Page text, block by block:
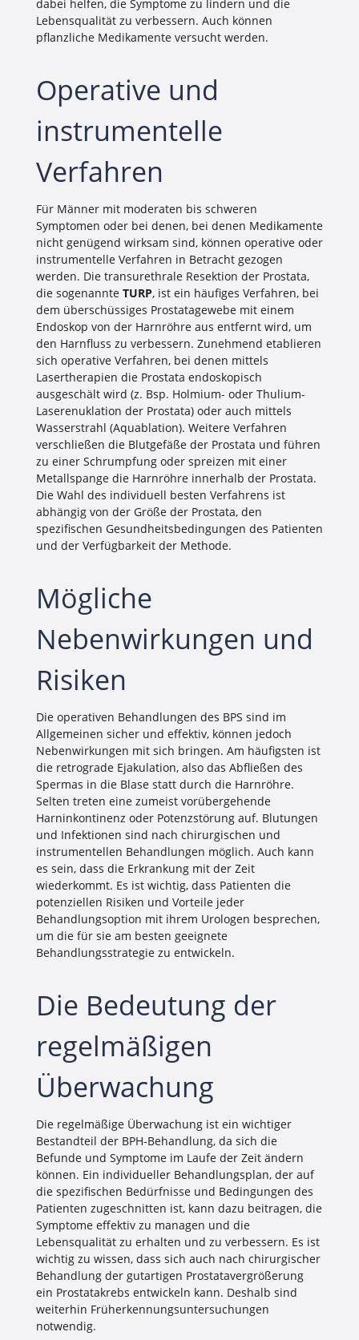
dabei helfen, die Symptome zu lindern und die
Lebensqualität zu verbessern. Auch können
pflanzliche Medikamente versucht werden.
Operative und
instrumentelle
Verfahren
Für Männer mit moderaten bis schweren
Symptomen oder bei denen, bei denen Medikamente
nicht genügend wirksam sind, können operative oder
instrumentelle Verfahren in Betracht gezogen
werden. Die transurethrale Resektion der Prostata,
die sogenannte TURP, ist ein häufiges Verfahren, bei
dem überschüssiges Prostatagewebe mit einem
Endoskop von der Harnröhre aus entfernt wird, um
den Harnfluss zu verbessern. Zunehmend etablieren
sich operative Verfahren, bei denen mittels
Lasertherapien die Prostata endoskopisch
ausgeschält wird (z. Bsp. Holmium- oder Thulium-
Laserenuklation der Prostata) oder auch mittels
Wasserstrahl (Aquablation). Weitere Verfahren
verschließen die Blutgefäße der Prostata und führen
zu einer Schrumpfung oder spreizen mit einer
Metallspange die Harnröhre innerhalb der Prostata.
Die Wahl des individuell besten Verfahrens ist
abhängig von der Größe der Prostata, den
spezifischen Gesundheitsbedingungen des Patienten
und der Verfügbarkeit der Methode.
Mögliche
Nebenwirkungen und
Risiken
Die operativen Behandlungen des BPS sind im
Allgemeinen sicher und effektiv, können jedoch
Nebenwirkungen mit sich bringen. Am häufigsten ist
die retrograde Ejakulation, also das Abfließen des
Spermas in die Blase statt durch die Harnröhre.
Selten treten eine zumeist vorübergehende
Harninkontinenz oder Potenzstörung auf. Blutungen
und Infektionen sind nach chirurgischen und
instrumentellen Behandlungen möglich. Auch kann
es sein, dass die Erkrankung mit der Zeit
wiederkommt. Es ist wichtig, dass Patienten die
potenziellen Risiken und Vorteile jeder
Behandlungsoption mit ihrem Urologen besprechen,
um die für sie am besten geeignete
Behandlungsstrategie zu entwickeln.
Die Bedeutung der
regelmäßigen
Überwachung
Die regelmäßige Überwachung ist ein wichtiger
Bestandteil der BPH-Behandlung, da sich die
Befunde und Symptome im Laufe der Zeit ändern
können. Ein individueller Behandlungsplan, der auf
die spezifischen Bedürfnisse und Bedingungen des
Patienten zugeschnitten ist, kann dazu beitragen, die
Symptome effektiv zu managen und die
Lebensqualität zu erhalten und zu verbessern. Es ist
wichtig zu wissen, dass sich auch nach chirurgischer
Behandlung der gutartigen Prostatavergrößerung
ein Prostatakrebs entwickeln kann. Deshalb sind
weiterhin Früherkennungsuntersuchungen
notwendig.